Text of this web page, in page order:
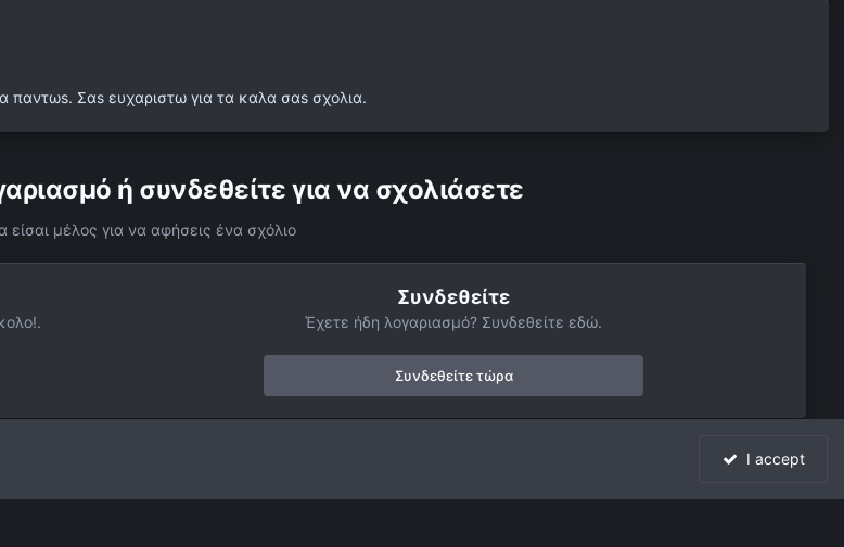
παντωs. Σαs ευχαριστω για τα καλα σαs σχολια.
ή συνδεθείτε για να σχολιάσετε
είσαι μέλος για να αφήσεις ένα σχόλιο
Συνδεθείτε
Έχετε ήδη λογαριασμό? Συνδεθείτε εδώ.
Συνδεθείτε τώρα
I accept